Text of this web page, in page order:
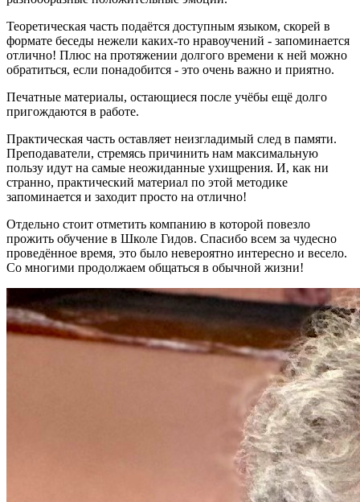
Теоретическая часть подаётся доступным языком, скорей в
формате беседы нежели каких-то нравоучений - запоминается
отлично! Плюс на протяжении долгого времени к ней можно
обратиться, если понадобится - это очень важно и приятно.
Печатные материалы, остающиеся после учёбы ещё долго
пригождаются в работе.
Практическая часть оставляет неизгладимый след в памяти.
Преподаватели, стремясь причинить нам максимальную
пользу идут на самые неожиданные ухищрения. И, как ни
странно, практический материал по этой методике
запоминается и заходит просто на отлично!
Отдельно стоит отметить компанию в которой повезло
прожить обучение в Школе Гидов. Спасибо всем за чудесно
проведённое время, это было невероятно интересно и весело.
Со многими продолжаем общаться в обычной жизни!